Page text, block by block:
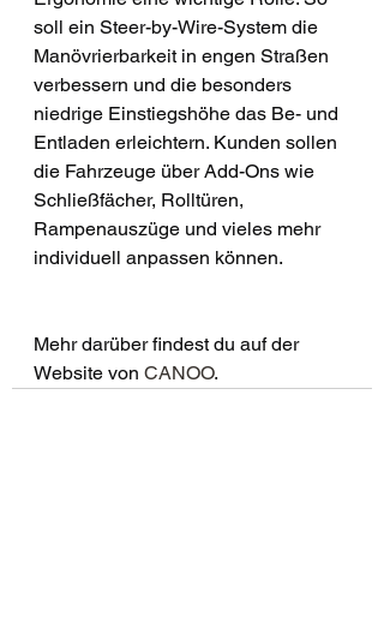
soll ein Steer-by-Wire-System die
Manövrierbarkeit in engen Straßen
verbessern und die besonders
niedrige Einstiegshöhe das Be- und
Entladen erleichtern. Kunden sollen
die Fahrzeuge über Add-Ons wie
Schließfächer, Rolltüren,
Rampenauszüge und vieles mehr
individuell anpassen können.
Mehr darüber findest du auf der
Website von CANOO.